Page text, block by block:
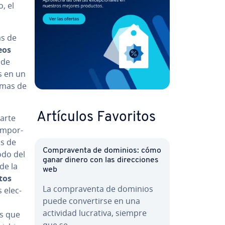
el
de
en un
de
de
del
la
ele­c­
que
Artículos Favoritos
Co­m­pra­ve­n­ta de dominios: cómo
ganar dinero con las di­re­c­cio­nes
web
La co­m­pra­ve­n­ta de dominios
puede co­n­ve­r­ti­r­se en una
actividad lucrativa, siempre